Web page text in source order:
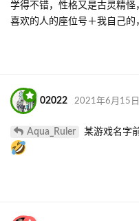
学得不错，性格又是古灵精怪
喜欢的人的座位号＋我自己的
02022 2021年6月15日
Aqua_Ruler 某游戏名字